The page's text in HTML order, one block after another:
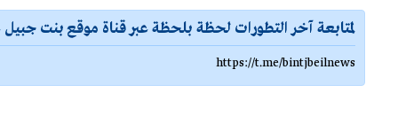
لمتابعة آخر التطورات لحظة بلحظة عبر قناة موقع بنت جبيل
https://t.me/bintjbeilnews